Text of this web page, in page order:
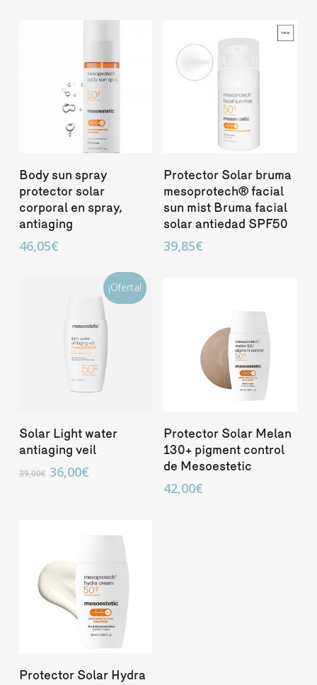
Body sun spray
protector solar
corporal en spray,
antiaging
46,05€
Añadir Al Carrito
Protector Solar bruma
mesoprotech® facial
sun mist Bruma facial
solar antiedad SPF50
39,85€
¡Oferta!
Solar Light water
antiaging veil
39,00€ El
36,00€El
36,00€.
Protector Solar Melan
130+ pigment control
de Mesoestetic
42,00€
Añadir Al Carrito
Protector Solar Hydra